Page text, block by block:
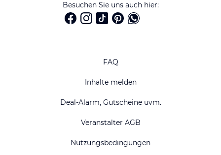
Besuchen Sie uns auch hier:
FAQ
Inhalte melden
Deal-Alarm, Gutscheine uvm.
Veranstalter AGB
Nutzungsbedingungen